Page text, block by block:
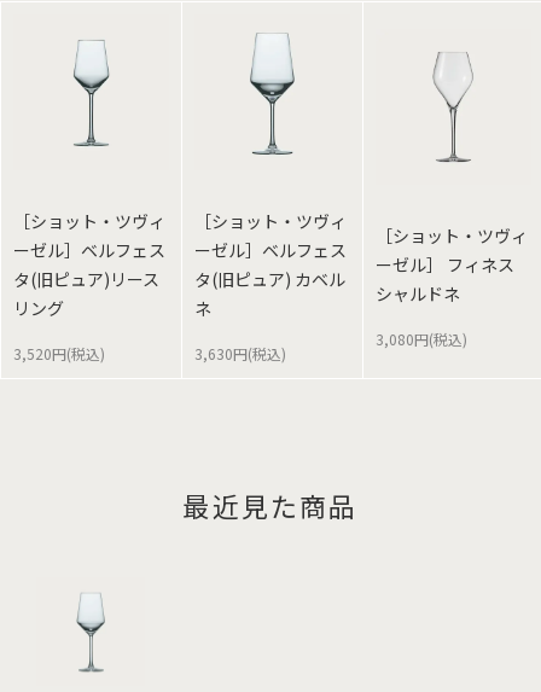
［ショット・ツヴィ
ーゼル］ベルフェス
タ(旧ピュア)リース
リング
3,520円(税込)
［ショット・ツヴィ
ーゼル］ベルフェス
タ(旧ピュア) カベル
ネ
3,630円(税込)
［ショット・ツヴィ
ーゼル］ フィネス
シャルドネ
3,080円(税込)
最近見た商品